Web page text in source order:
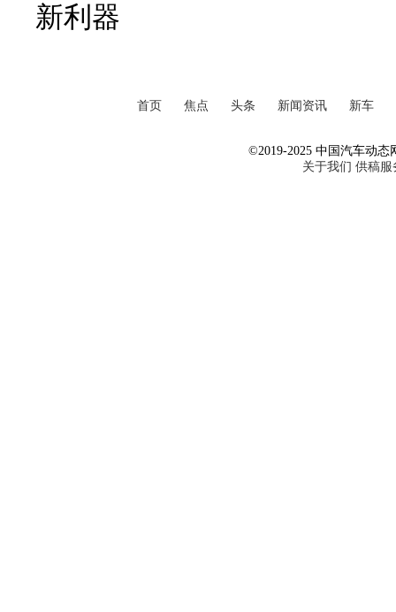
新利器
首页 焦点 头条 新闻资讯 新车
©2019-2025 中国汽车动态
关于我们 供稿服